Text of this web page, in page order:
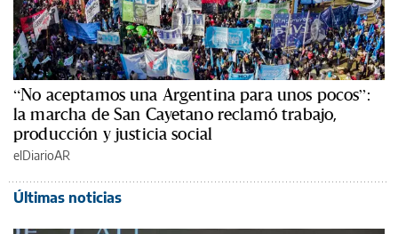
“No aceptamos una Argentina para unos pocos”:
la marcha de San Cayetano reclamó trabajo,
producción y justicia social
elDiarioAR
Últimas noticias